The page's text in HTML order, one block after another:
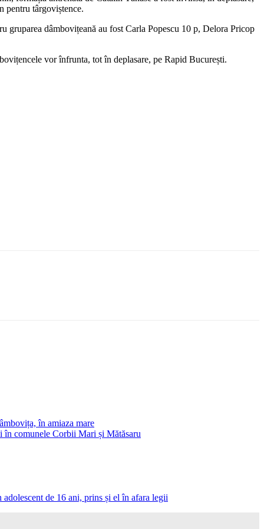
pentru târgoviștence.
gruparea dâmbovițeană au fost Carla Popescu 10 p, Delora Pricop
vor înfrunta, tot în deplasare, pe Rapid București.
în amiaza mare
în comunele Corbii Mari și Mătăsaru
de 16 ani, prins și el în afara legii